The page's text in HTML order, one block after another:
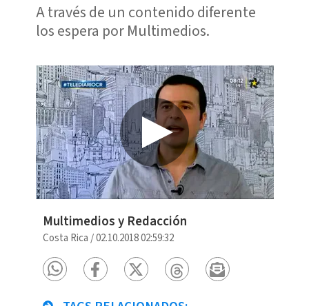
A través de un contenido diferente
los espera por Multimedios.
Multimedios y Redacción
Costa Rica /02.10.2018 02:59:32